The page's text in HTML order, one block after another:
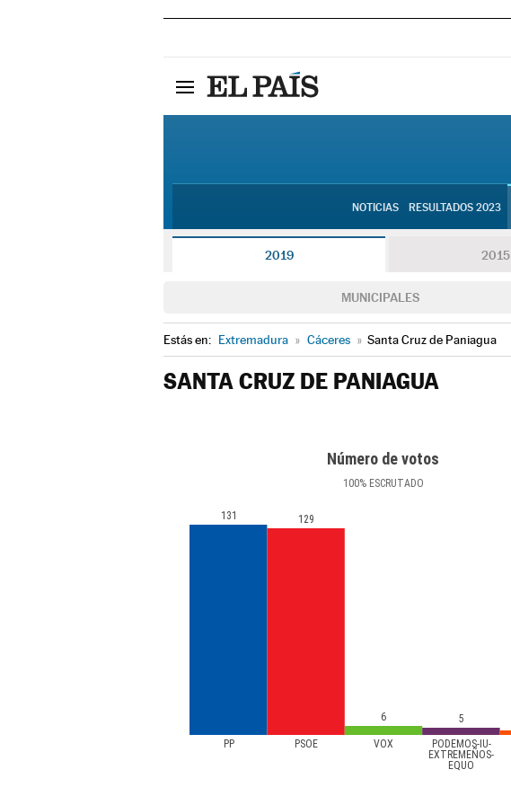
NOTICIAS RESULTADOS 2023
2019 2015
MUNICIPALES
Estás en: Extremadura » Cáceres » Santa Cruz de Paniagua
SANTA CRUZ DE PANIAGUA
Número de votos
100%ESCRUTADO
PP PSOE VOX
PODEMOS-IU-
EXTREMEÑOS-
EQUO
131 129
6 5